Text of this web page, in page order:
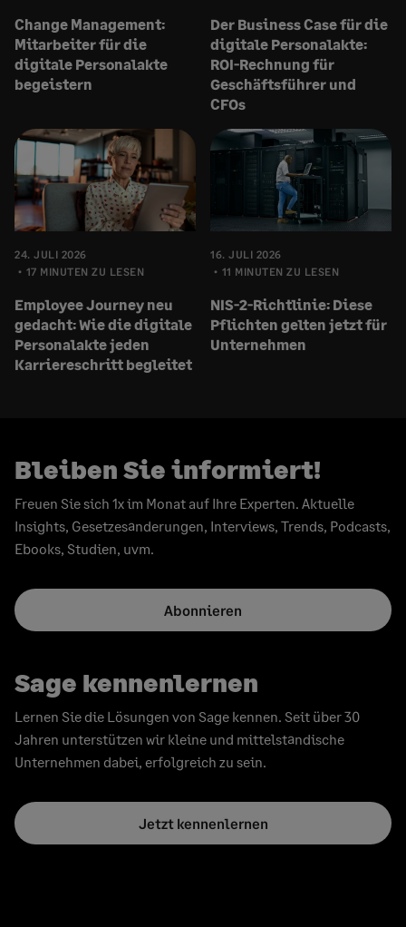
Change Management:
Mitarbeiter für die
digitale Personalakte
begeistern
Der Business Case für die
digitale Personalakte:
ROI-Rechnung für
Geschäftsführer und
CFOs
24. JULI 2026
17 MINUTEN ZU LESEN
Employee Journey neu
gedacht: Wie die digitale
Personalakte jeden
Karriereschritt begleitet
16. JULI 2026
11 MINUTEN ZU LESEN
NIS-2-Richtlinie: Diese
Pflichten gelten jetzt für
Unternehmen
Bleiben Sie informiert!
Freuen Sie sich 1x im Monat auf Ihre Experten. Aktuelle
Insights, Gesetzesänderungen, Interviews, Trends, Podcasts,
Ebooks, Studien, uvm.
Abonnieren
Sage kennenlernen
Lernen Sie die Lösungen von Sage kennen. Seit über 30
Jahren unterstützen wir kleine und mittelständische
Unternehmen dabei, erfolgreich zu sein.
Jetzt kennenlernen